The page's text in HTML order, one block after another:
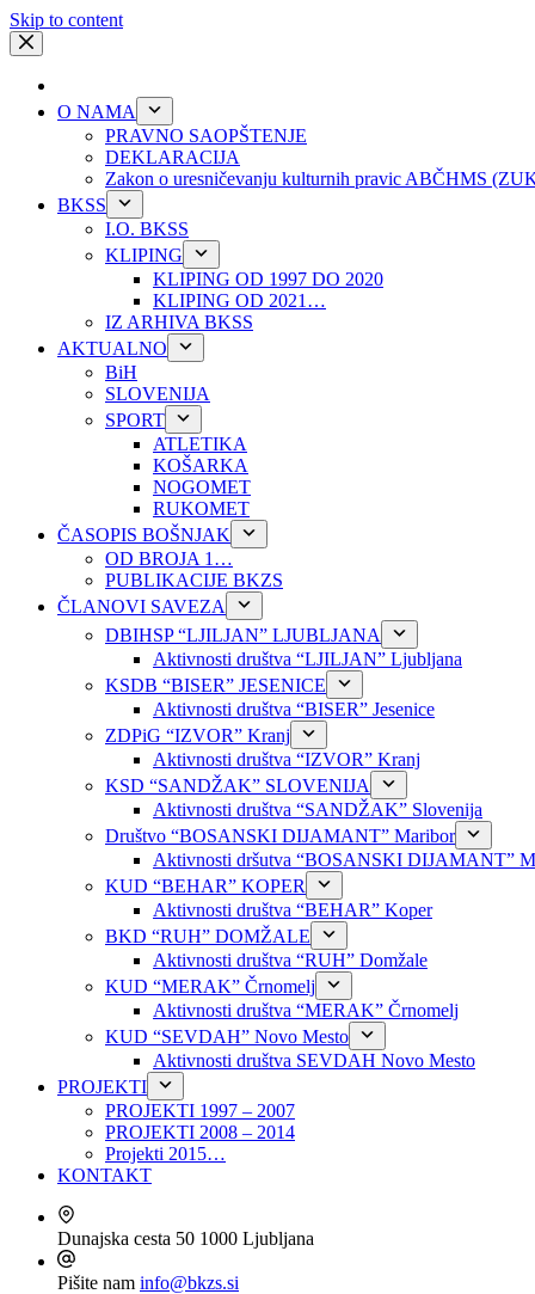
Skip to content
O NAMA
PRAVNO SAOPŠTENJE
DEKLARACIJA
Zakon o uresničevanju kulturnih pravic ABČHMS
BKSS
I.O. BKSS
KLIPING
KLIPING OD 1997 DO 2020
KLIPING OD 2021…
IZ ARHIVA BKSS
AKTUALNO
BiH
SLOVENIJA
SPORT
ATLETIKA
KOŠARKA
NOGOMET
RUKOMET
ČASOPIS BOŠNJAK
OD BROJA 1…
PUBLIKACIJE BKZS
ČLANOVI SAVEZA
DBIHSP “LJILJAN” LJUBLJANA
Aktivnosti društva “LJILJAN” Ljubljana
KSDB “BISER” JESENICE
Aktivnosti društva “BISER” Jesenice
ZDPiG “IZVOR” Kranj
Aktivnosti društva “IZVOR” Kranj
KSD “SANDŽAK” SLOVENIJA
Aktivnosti društva “SANDŽAK” Slovenija
Društvo “BOSANSKI DIJAMANT” Maribor
Aktivnosti dršutva “BOSANSKI DIJAMANT”
KUD “BEHAR” KOPER
Aktivnosti društva “BEHAR” Koper
BKD “RUH” DOMŽALE
Aktivnosti društva “RUH” Domžale
KUD “MERAK” Črnomelj
Aktivnosti društva “MERAK” Črnomelj
KUD “SEVDAH” Novo Mesto
Aktivnosti društva SEVDAH Novo Mesto
PROJEKTI
PROJEKTI 1997 – 2007
PROJEKTI 2008 – 2014
Projekti 2015…
KONTAKT
Dunajska cesta 50 1000 Ljubljana
Pišite nam info@bkzs.si